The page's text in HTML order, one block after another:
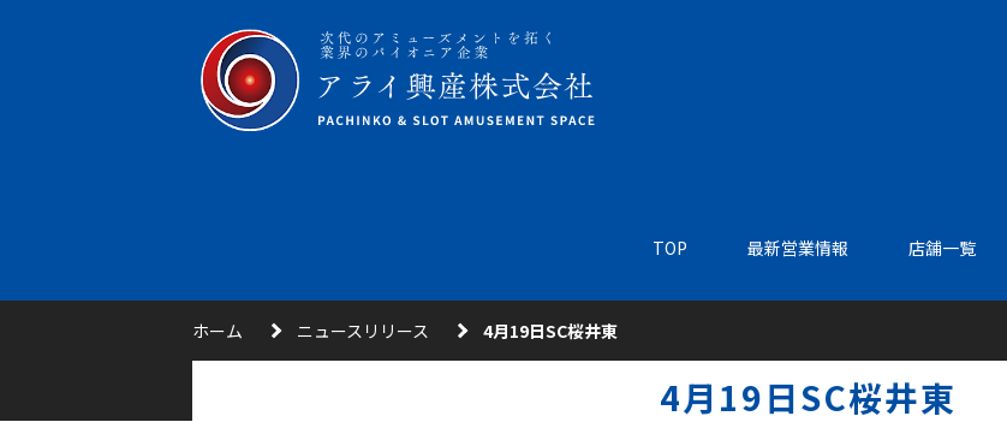
TOP 最新営業情報 店舗一覧
ホーム ニュースリリース 4月19日SC桜井東
4月19日SC桜井東